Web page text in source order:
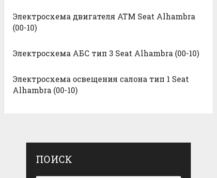
Электросхема двигателя ATM Seat Alhambra
(00-10)
Электросхема АБС тип 3 Seat Alhambra (00-10)
Электросхема освещения салона тип 1 Seat
Alhambra (00-10)
ПОИСК